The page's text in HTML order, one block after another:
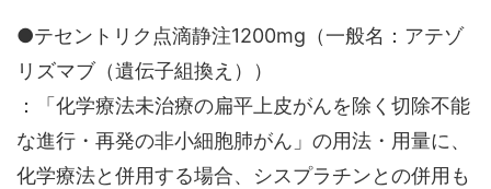
●テセントリク点滴静注1200mg（一般名：アテゾ
リズマブ（遺伝子組換え））
：「化学療法未治療の扁平上皮がんを除く切除不能
な進行・再発の非小細胞肺がん」の用法・用量に、
化学療法と併用する場合、シスプラチンとの併用も